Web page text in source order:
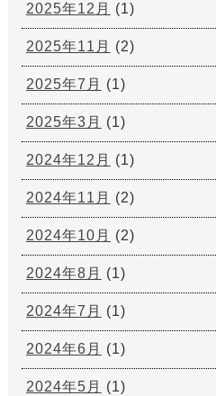
2025年12月 (1)
2025年11月 (2)
2025年7月 (1)
2025年3月 (1)
2024年12月 (1)
2024年11月 (2)
2024年10月 (2)
2024年8月 (1)
2024年7月 (1)
2024年6月 (1)
2024年5月 (1)